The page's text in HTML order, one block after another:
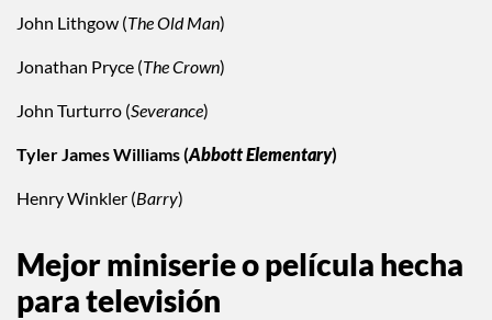
John Lithgow (The Old Man)
Jonathan Pryce (The Crown)
John Turturro (Severance)
Tyler James Williams (Abbott Elementary)
Henry Winkler (Barry)
Mejor miniserie o película hecha
para televisión